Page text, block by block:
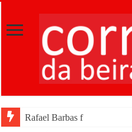
Rafael Barbas foi sétimo na